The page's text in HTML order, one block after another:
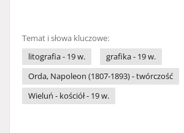
Temat i słowa kluczowe:
litografia - 19 w.
grafika - 19 w.
Orda, Napoleon (1807-1893) - twórczość
Wieluń - kościół - 19 w.